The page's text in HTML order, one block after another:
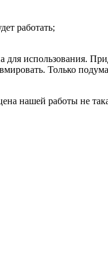
работать;
использования.
Только
нашей работы не